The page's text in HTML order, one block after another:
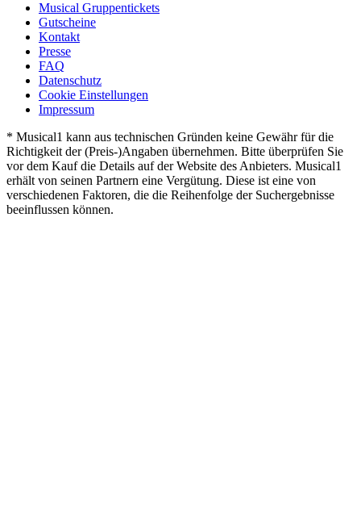
Musical Gruppentickets
Gutscheine
Kontakt
Presse
FAQ
Datenschutz
Cookie Einstellungen
Impressum
* Musical1 kann aus technischen Gründen keine Gewähr für die
Richtigkeit der (Preis-)Angaben übernehmen. Bitte überprüfen Sie
vor dem Kauf die Details auf der Website des Anbieters. Musical1
erhält von seinen Partnern eine Vergütung. Diese ist eine von
verschiedenen Faktoren, die die Reihenfolge der Suchergebnisse
beeinflussen können.